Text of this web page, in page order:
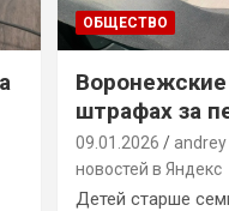
ОБЩЕСТВО
штрафах за
09.01.2026 andrey
новостей в Яндекс
Детей старше